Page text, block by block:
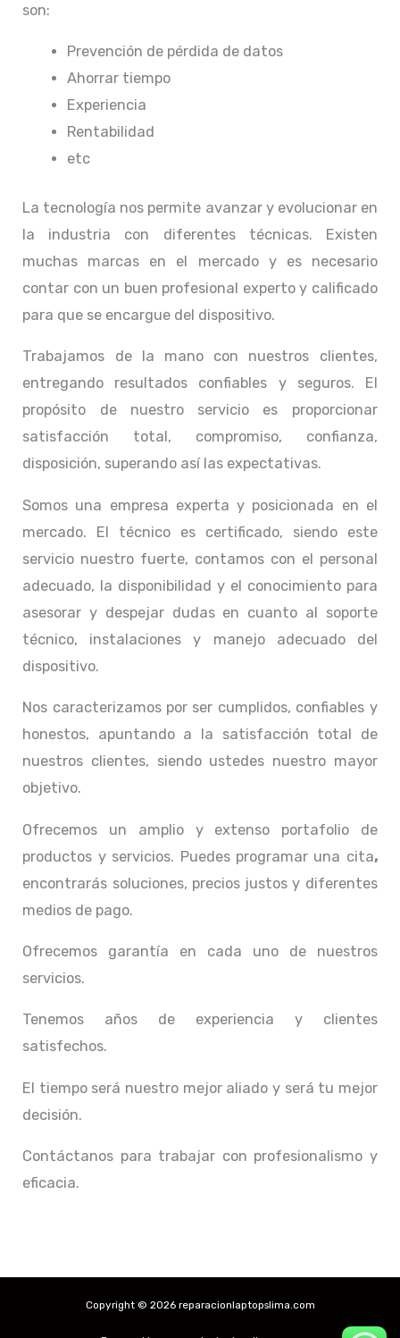
son:
Prevención de pérdida de datos
Ahorrar tiempo
Experiencia
Rentabilidad
etc
La tecnología nos permite avanzar y evolucionar en
la industria con diferentes técnicas. Existen
muchas marcas en el mercado y es necesario
contar con un buen profesional experto y calificado
para que se encargue del dispositivo.
Trabajamos de la mano con nuestros clientes,
entregando resultados confiables y seguros. El
propósito de nuestro servicio es proporcionar
satisfacción total, compromiso, confianza,
disposición, superando así las expectativas.
Somos una empresa experta y posicionada en el
mercado. El técnico es certificado, siendo este
servicio nuestro fuerte, contamos con el personal
adecuado, la disponibilidad y el conocimiento para
asesorar y despejar dudas en cuanto al soporte
técnico, instalaciones y manejo adecuado del
dispositivo.
Nos caracterizamos por ser cumplidos, confiables y
honestos, apuntando a la satisfacción total de
nuestros clientes, siendo ustedes nuestro mayor
objetivo.
Ofrecemos un amplio y extenso portafolio de
productos y servicios. Puedes programar una cita,
encontrarás soluciones, precios justos y diferentes
medios de pago.
Ofrecemos garantía en cada uno de nuestros
servicios.
Tenemos años de experiencia y clientes
satisfechos.
El tiempo será nuestro mejor aliado y será tu mejor
decisión.
Contáctanos para trabajar con profesionalismo y
eficacia.
Copyright © 2026 reparacionlaptopslima.com